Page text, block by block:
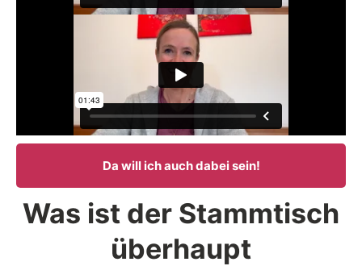
Da will ich auch dabei sein!
Was ist der Stammtisch
überhaupt